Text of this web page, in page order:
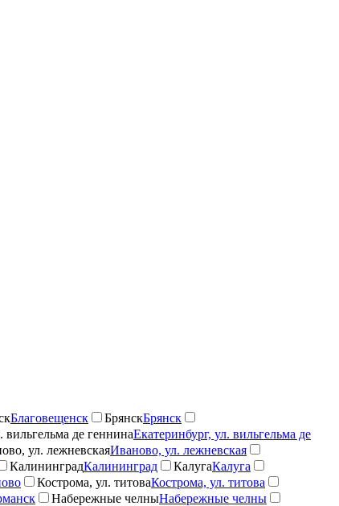
Благовещенск БрянскБрянск
вильгельма де геннинаЕкатеринбург, ул. вильгельма де
ул. лежневскаяИваново, ул. лежневская
КалининградКалининград КалугаКалуга
Кострома, ул. титоваКострома, ул. титова
Набережные челныНабережные челны